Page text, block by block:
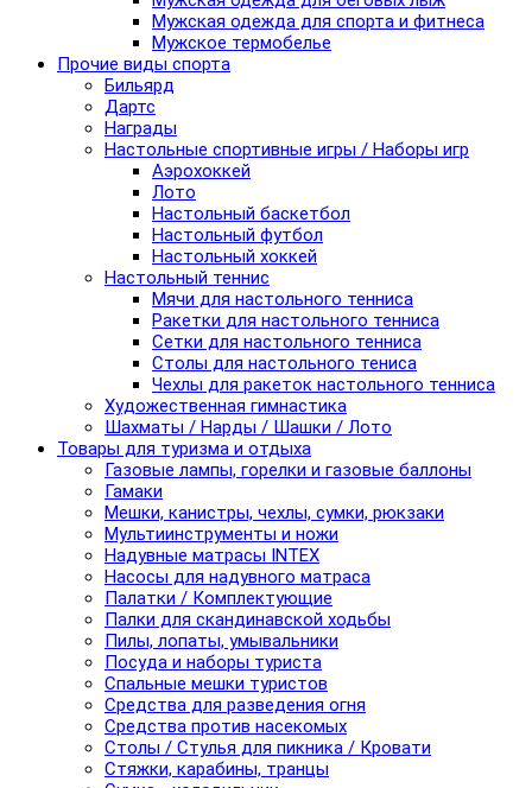
Мужская одежда для спорта и фитнеса
Мужское термобелье
Прочие виды спорта
Бильярд
Дартс
Награды
Настольные спортивные игры / Наборы игр
Аэрохоккей
Лото
Настольный баскетбол
Настольный футбол
Настольный хоккей
Настольный теннис
Мячи для настольного тенниса
Ракетки для настольного тенниса
Сетки для настольного тенниса
Столы для настольного тениса
Чехлы для ракеток настольного тенниса
Художественная гимнастика
Шахматы / Нарды / Шашки / Лото
Товары для туризма и отдыха
Газовые лампы, горелки и газовые баллоны
Гамаки
Мешки, канистры, чехлы, сумки, рюкзаки
Мультиинструменты и ножи
Надувные матрасы INTEX
Насосы для надувного матраса
Палатки / Комплектующие
Палки для скандинавской ходьбы
Пилы, лопаты, умывальники
Посуда и наборы туриста
Спальные мешки туристов
Средства для разведения огня
Средства против насекомых
Столы / Стулья для пикника / Кровати
Стяжки, карабины, транцы